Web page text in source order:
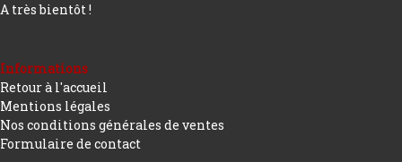
A très bientôt !
Informations
Retour à l'accueil
Mentions légales
Nos conditions générales de ventes
Formulaire de contact